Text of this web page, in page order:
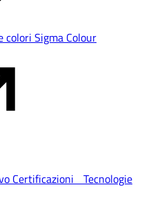
colori Sigma Colour
Certificazioni Tecnologie